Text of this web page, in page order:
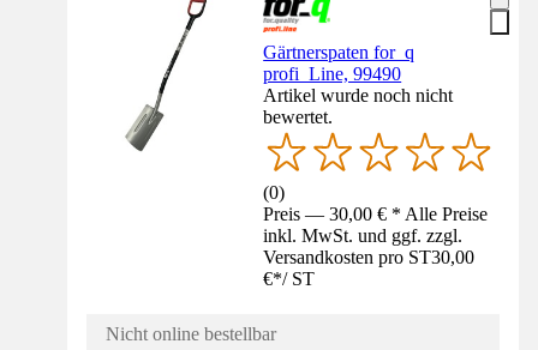
Gärtnerspaten for_q
profi_Line, 99490
Artikel wurde noch nicht
bewertet.
(0)
Preis — 30,00 € * Alle Preise
inkl. MwSt. und ggf. zzgl.
Versandkosten pro ST30,00
€*/ ST
Nicht online bestellbar